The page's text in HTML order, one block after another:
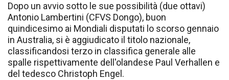
Dopo un avvio sotto le sue possibilità (due ottavi)
Antonio Lambertini (CFVS Dongo), buon
quindicesimo ai Mondiali disputati lo scorso gennaio
in Australia, si è aggiudicato il titolo nazionale,
classificandosi terzo in classifica generale alle
spalle rispettivamente dell'olandese Paul Verhallen e
del tedesco Christoph Engel.